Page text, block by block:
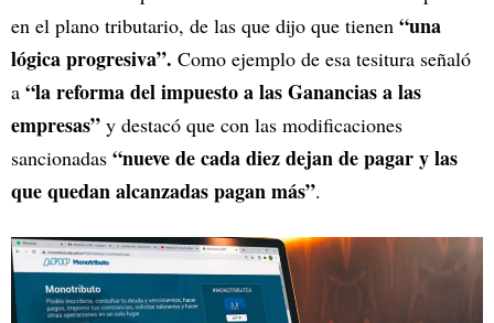
en el plano tributario, de las que dijo que tienen “una
lógica progresiva”. Como ejemplo de esa tesitura señaló
a “la reforma del impuesto a las Ganancias a las
empresas” y destacó que con las modificaciones
sancionadas “nueve de cada diez dejan de pagar y las
que quedan alcanzadas pagan más”.